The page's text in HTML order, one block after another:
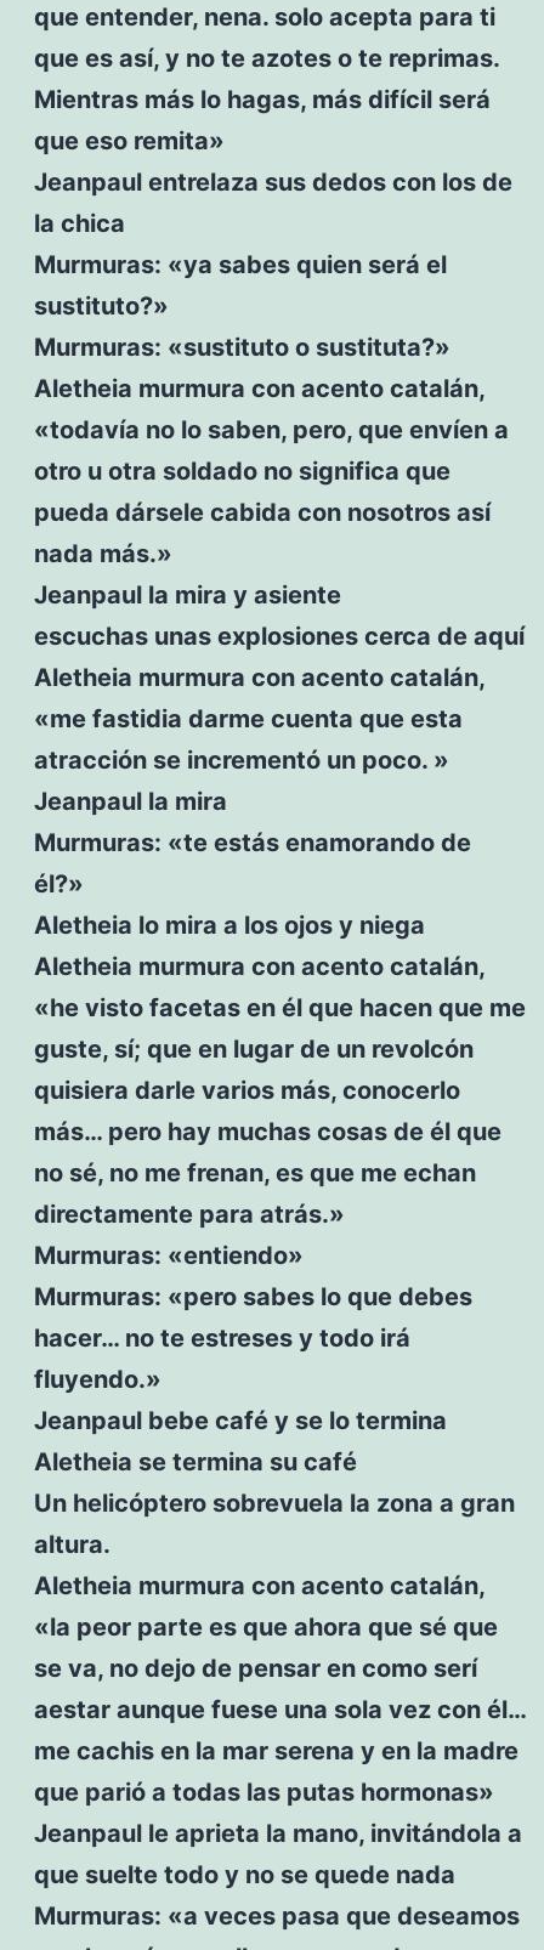
que entender, nena. solo acepta para ti
que es así, y no te azotes o te reprimas.
Mientras más lo hagas, más difícil será
que eso remita»
Jeanpaul entrelaza sus dedos con los de
la chica
Murmuras: «ya sabes quien será el
sustituto?»
Murmuras: «sustituto o sustituta?»
Aletheia murmura con acento catalán,
«todavía no lo saben, pero, que envíen a
otro u otra soldado no significa que
pueda dársele cabida con nosotros así
nada más.»
Jeanpaul la mira y asiente
escuchas unas explosiones cerca de aquí
Aletheia murmura con acento catalán,
«me fastidia darme cuenta que esta
atracción se incrementó un poco. »
Jeanpaul la mira
Murmuras: «te estás enamorando de
él?»
Aletheia lo mira a los ojos y niega
Aletheia murmura con acento catalán,
«he visto facetas en él que hacen que me
guste, sí; que en lugar de un revolcón
quisiera darle varios más, conocerlo
más… pero hay muchas cosas de él que
no sé, no me frenan, es que me echan
directamente para atrás.»
Murmuras: «entiendo»
Murmuras: «pero sabes lo que debes
hacer… no te estreses y todo irá
fluyendo.»
Jeanpaul bebe café y se lo termina
Aletheia se termina su café
Un helicóptero sobrevuela la zona a gran
altura.
Aletheia murmura con acento catalán,
«la peor parte es que ahora que sé que
se va, no dejo de pensar en como serí
aestar aunque fuese una sola vez con él…
me cachis en la mar serena y en la madre
que parió a todas las putas hormonas»
Jeanpaul le aprieta la mano, invitándola a
que suelte todo y no se quede nada
Murmuras: «a veces pasa que deseamos